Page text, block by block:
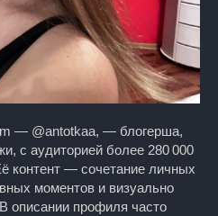
— @antotkaa, — блогерша,
с аудиторией более 280 000
контент — сочетание личных
моментов и визуально
описании профиля часто